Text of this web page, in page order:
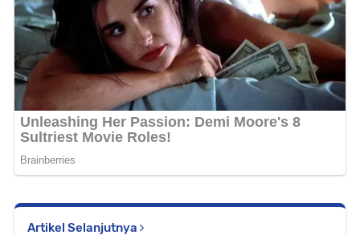
Artikel Selanjutnya